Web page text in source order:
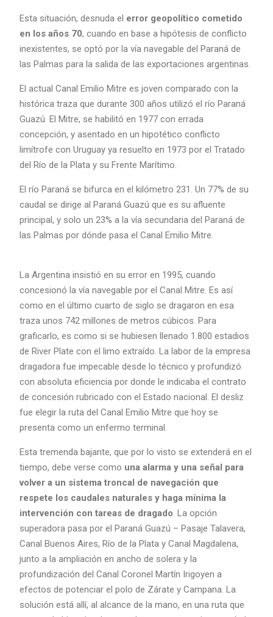
Esta situación, desnuda el error geopolítico cometido
en los años 70, cuando en base a hipótesis de conflicto
inexistentes, se optó por la vía navegable del Paraná de
las Palmas para la salida de las exportaciones argentinas.
El actual Canal Emilio Mitre es joven comparado con la
histórica traza que durante 300 años utilizó el río Paraná
Guazú. El Mitre, se habilitó en 1977 con errada
concepción, y asentado en un hipotético conflicto
limítrofe con Uruguay ya resuelto en 1973 por el Tratado
del Río de la Plata y su Frente Marítimo.
El río Paraná se bifurca en el kilómetro 231. Un 77% de su
caudal se dirige al Paraná Guazú que es su afluente
principal, y solo un 23% a la vía secundaria del Paraná de
las Palmas por dónde pasa el Canal Emilio Mitre.
La Argentina insistió en su error en 1995, cuando
concesionó la vía navegable por el Canal Mitre. Es así
como en el último cuarto de siglo se dragaron en esa
traza unos 742 millones de metros cúbicos. Para
graficarlo, es como si se hubiesen llenado 1.800 estadios
de River Plate con el limo extraído. La labor de la empresa
dragadora fue impecable desde lo técnico y profundizó
con absoluta eficiencia por donde le indicaba el contrato
de concesión rubricado con el Estado nacional. El desliz
fue elegir la ruta del Canal Emilio Mitre que hoy se
presenta como un enfermo terminal.
Esta tremenda bajante, que por lo visto se extenderá en el
tiempo, debe verse como una alarma y una señal para
volver a un sistema troncal de navegación que
respete los caudales naturales y haga mínima la
intervención con tareas de dragado. La opción
superadora pasa por el Paraná Guazú – Pasaje Talavera,
Canal Buenos Aires, Río de la Plata y Canal Magdalena,
junto a la ampliación en ancho de solera y la
profundización del Canal Coronel Martín Irigoyen a
efectos de potenciar el polo de Zárate y Campana. La
solución está allí, al alcance de la mano, en una ruta que